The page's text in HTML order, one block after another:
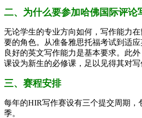
二、为什么要参加哈佛国际评论
无论学生的专业方向如何，写作能力
要的角色。从准备雅思托福考试到适应
良好的英文写作能力是基本要求。此
课设为新生的必修课，足以见得其对写
三、赛程安排
每年的HIR写作赛设有三个提交周期，
季。